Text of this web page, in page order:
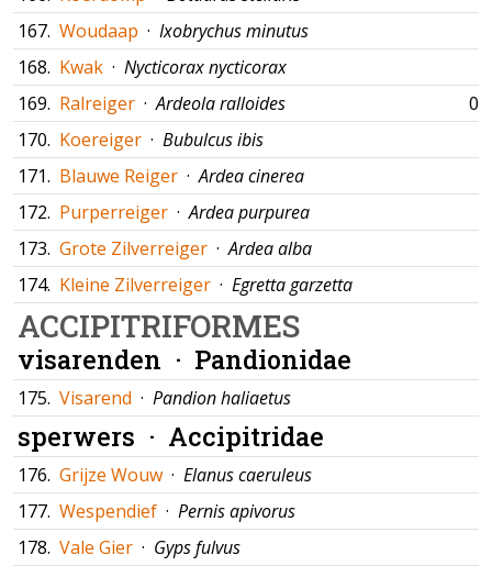
167. Woudaap · Ixobrychus minutus
168. Kwak · Nycticorax nycticorax
169. Ralreiger ·Ardeola ralloides
170. Koereiger · Bubulcus ibis
171. Blauwe Reiger ·Ardea cinerea
172. Purperreiger ·Ardea purpurea
173. Grote Zilverreiger ·Ardea alba
174. Kleine Zilverreiger · Egretta garzetta
ACCIPITRIFORMES
visarenden · Pandionidae
175. Visarend · Pandion haliaetus
sperwers · Accipitridae
176. Grijze Wouw · Elanus caeruleus
177. Wespendief · Pernis apivorus
178. Vale Gier · Gyps fulvus